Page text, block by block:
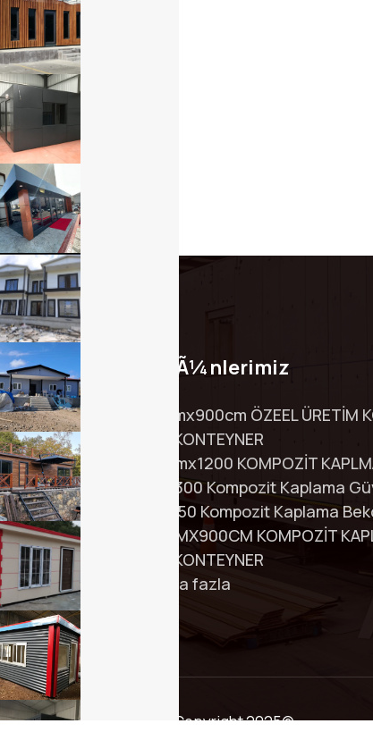
ÃœrÃ¼nlerimiz
350cmx900cm ÖZEEL ÜRETİM
OFİS KONTEYNER
400cmx1200 KOMPOZİT
200x300 Kompozit Kaplama
150x150 Kompozit Kaplama
350CMX900CM KOMPOZİT
OFİS KONTEYNER
+ Daha fazla
Konteyner®'e aittir.Copyright 2025©